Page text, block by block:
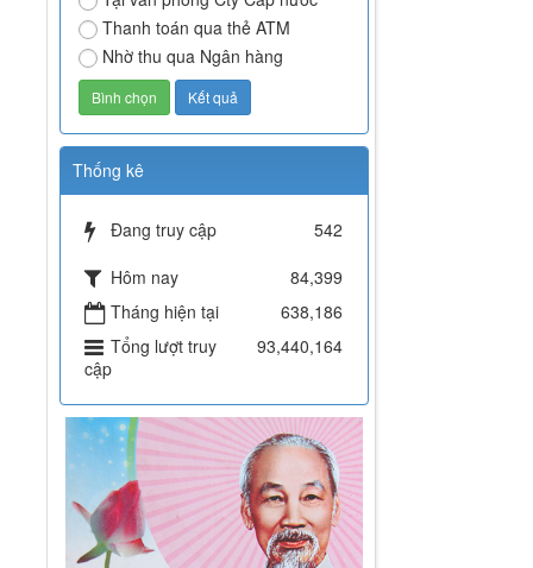
Thanh toán qua thẻ ATM
Nhờ thu qua Ngân hàng
Thống kê
Đang truy cập
542
Hôm nay
84,399
Tháng hiện tại
638,186
Tổng lượt truy
cập
93,440,164